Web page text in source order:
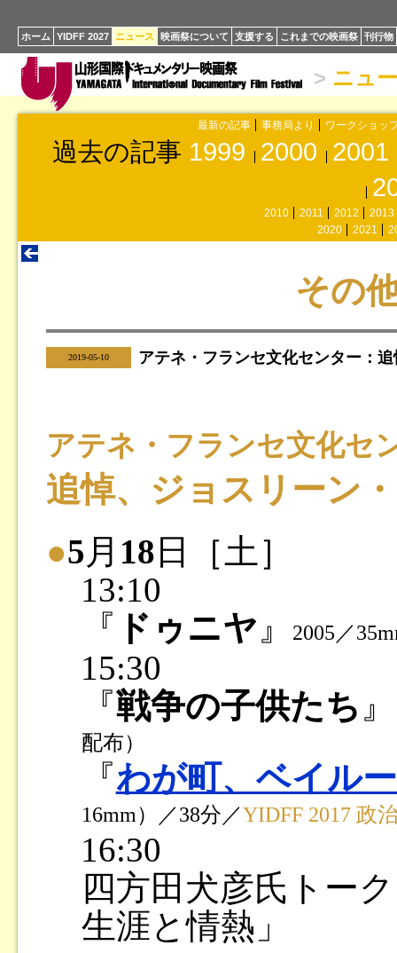
ホーム YIDFF 2027 ニュース 映画祭について 支援する これまでの映画祭 刊行物
> ニュ
最新の記事 事務局より ワークショッ
過去の記事 1999 2000 2001
2010 2011 2012
2013
2020
2021
その
2019-05-10 アテネ・フランセ文化センター：
アテネ・フランセ文化セ
追悼、ジョスリーン
●5 月 18 日［土］
13:10
『 ドゥニヤ 』 2005／
15:30
『戦争の子供たち 』
配布）
『わが町、ベイル
16mm）／38分／YIDFF 2017 政
16:30
四方田犬彦氏トー
生涯と情熱」